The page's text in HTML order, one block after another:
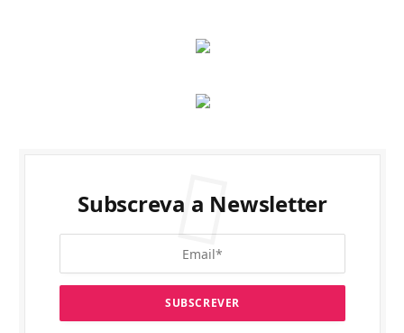
Subscreva a Newsletter